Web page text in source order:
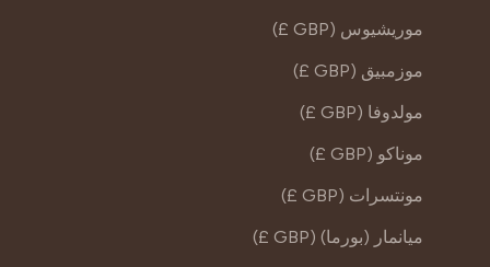
موريشيوس (GBP £)
موزمبيق (GBP £)
مولدوفا (GBP £)
موناكو (GBP £)
مونتسرات (GBP £)
ميانمار (بورما) (GBP £)